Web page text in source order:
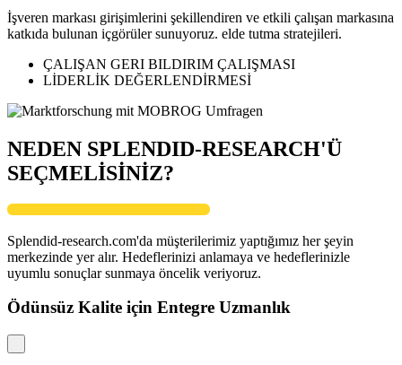
İşveren markası girişimlerini şekillendiren ve etkili çalışan markasına
katkıda bulunan içgörüler sunuyoruz. elde tutma stratejileri.
ÇALIŞAN GERI BILDIRIM ÇALIŞMASI
LİDERLİK DEĞERLENDİRMESİ
NEDEN SPLENDID-RESEARCH'Ü
SEÇMELİSİNİZ?
Splendid-research.com'da müşterilerimiz yaptığımız her şeyin
merkezinde yer alır. Hedeflerinizi anlamaya ve hedeflerinizle
uyumlu sonuçlar sunmaya öncelik veriyoruz.
Ödünsüz Kalite için Entegre Uzmanlık